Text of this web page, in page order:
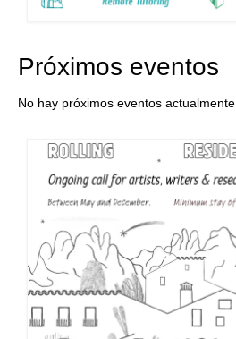
Próximos eventos
No hay próximos eventos actualmente.